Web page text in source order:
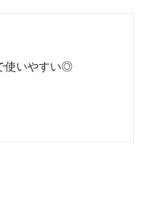
使いやすい◎